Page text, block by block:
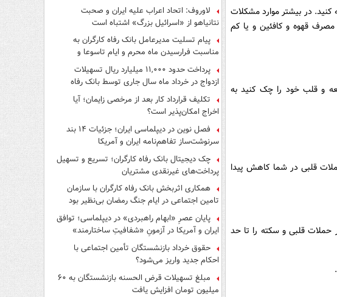
در بیشتر موارد مشکلات
قهوه و کافئین و یا کم
و قلب خود را چک کنید به
قلبی در شما کاهش پیدا
دقیقه ورزش کردن خطر حملات قلبی و سکته را تا حد
لاوروف: اتحاد اعراب علیه ایران و صحبت
نتانیاهو از «اسرائیل بزرگ» اشتباه است
پیام تسلیت مدیرعامل بانک رفاه کارگران به
مناسبت فرارسیدن ماه محرم و ایام تاسوعا و
عاشورای حسینی
پرداخت حدود ۱۱,۰۰۰ میلیارد ریال تسهیلات
ازدواج در خرداد ماه سال جاری توسط بانک رفاه
کارگران
تکلیف قرارداد کار بعد از مرخصی زایمان؛ آیا
اخراج امکان‌پذیر است؟
فصل نوین در دیپلماسی ایران؛ جزئیات ۱۴ بند
سرنوشت‌ساز تفاهم‌نامه ایران و آمریکا
چک دیجیتال بانک رفاه کارگران؛ تسریع و تسهیل
پرداخت‌های غیرنقدی مشتریان
همکاری اثربخش بانک رفاه کارگران با سازمان
تامین اجتماعی در ایام جنگ رمضان بی‌نظیر بود
پایان عصرِ «ابهام راهبردی» در دیپلماسی؛ توافق
ایران و آمریکا در آزمونِ «شفافیتِ ساختارمند»
حقوق خرداد بازنشستگان تأمین اجتماعی با
احکام جدید واریز می‌شود؟
مبلغ تسهیلات قرض الحسنه بازنشستگان به ۶۰
میلیون تومان افزایش یافت